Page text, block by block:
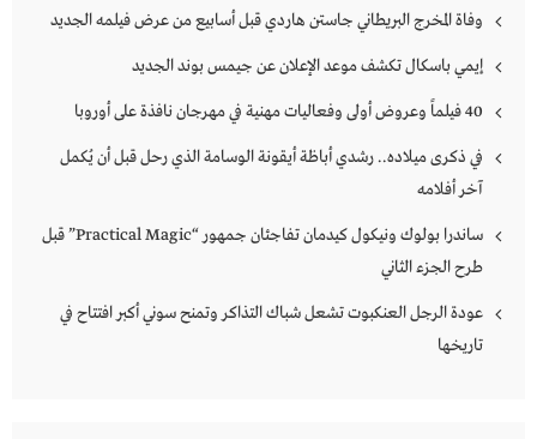
وفاة المخرج البريطاني جاستن هاردي قبل أسابيع من عرض فيلمه الجديد
إيمي باسكال تكشف موعد الإعلان عن جيمس بوند الجديد
40 فيلماً وعروض أولى وفعاليات مهنية في مهرجان نافذة على أوروبا
في ذكرى ميلاده.. رشدي أباظة أيقونة الوسامة الذي رحل قبل أن يُكمل
آخر أفلامه
ساندرا بولوك ونيكول كيدمان تفاجئان جمهور “Practical Magic” قبل
طرح الجزء الثاني
عودة الرجل العنكبوت تشعل شباك التذاكر وتمنح سوني أكبر افتتاح في
تاريخها